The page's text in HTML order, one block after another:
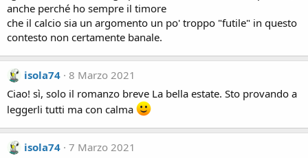
anche perché ho sempre il timore
che il calcio sia un argomento un po' troppo "futile" in questo
contesto non certamente banale.
isola74 8 Marzo 2021
Ciao! sì, solo il romanzo breve La bella estate. Sto provando a
leggerli tutti ma con calma
isola74 7 Marzo 2021